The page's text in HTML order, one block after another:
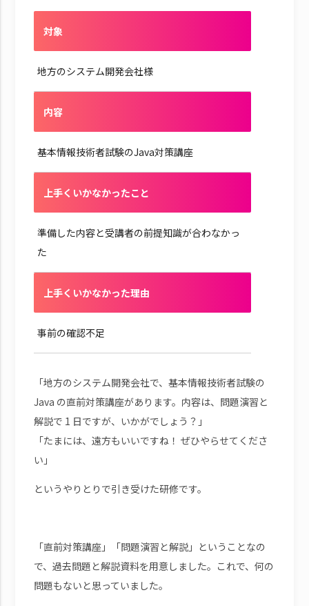
対象
地方のシステム開発会社様
内容
基本情報技術者試験のJava対策講座
上手くいかなかったこと
準備した内容と受講者の前提知識が合わなかっ
た
上手くいかなかった理由
事前の確認不足
「地方のシステム開発会社で、基本情報技術者試験の
Java の直前対策講座があります。内容は、問題演習と
解説で 1 日ですが、いかがでしょう？」
「たまには、遠方もいいですね！ ぜひやらせてくださ
い」
というやりとりで引き受けた研修です。
「直前対策講座」「問題演習と解説」ということなの
で、過去問題と解説資料を用意しました。これで、何の
問題もないと思っていました。